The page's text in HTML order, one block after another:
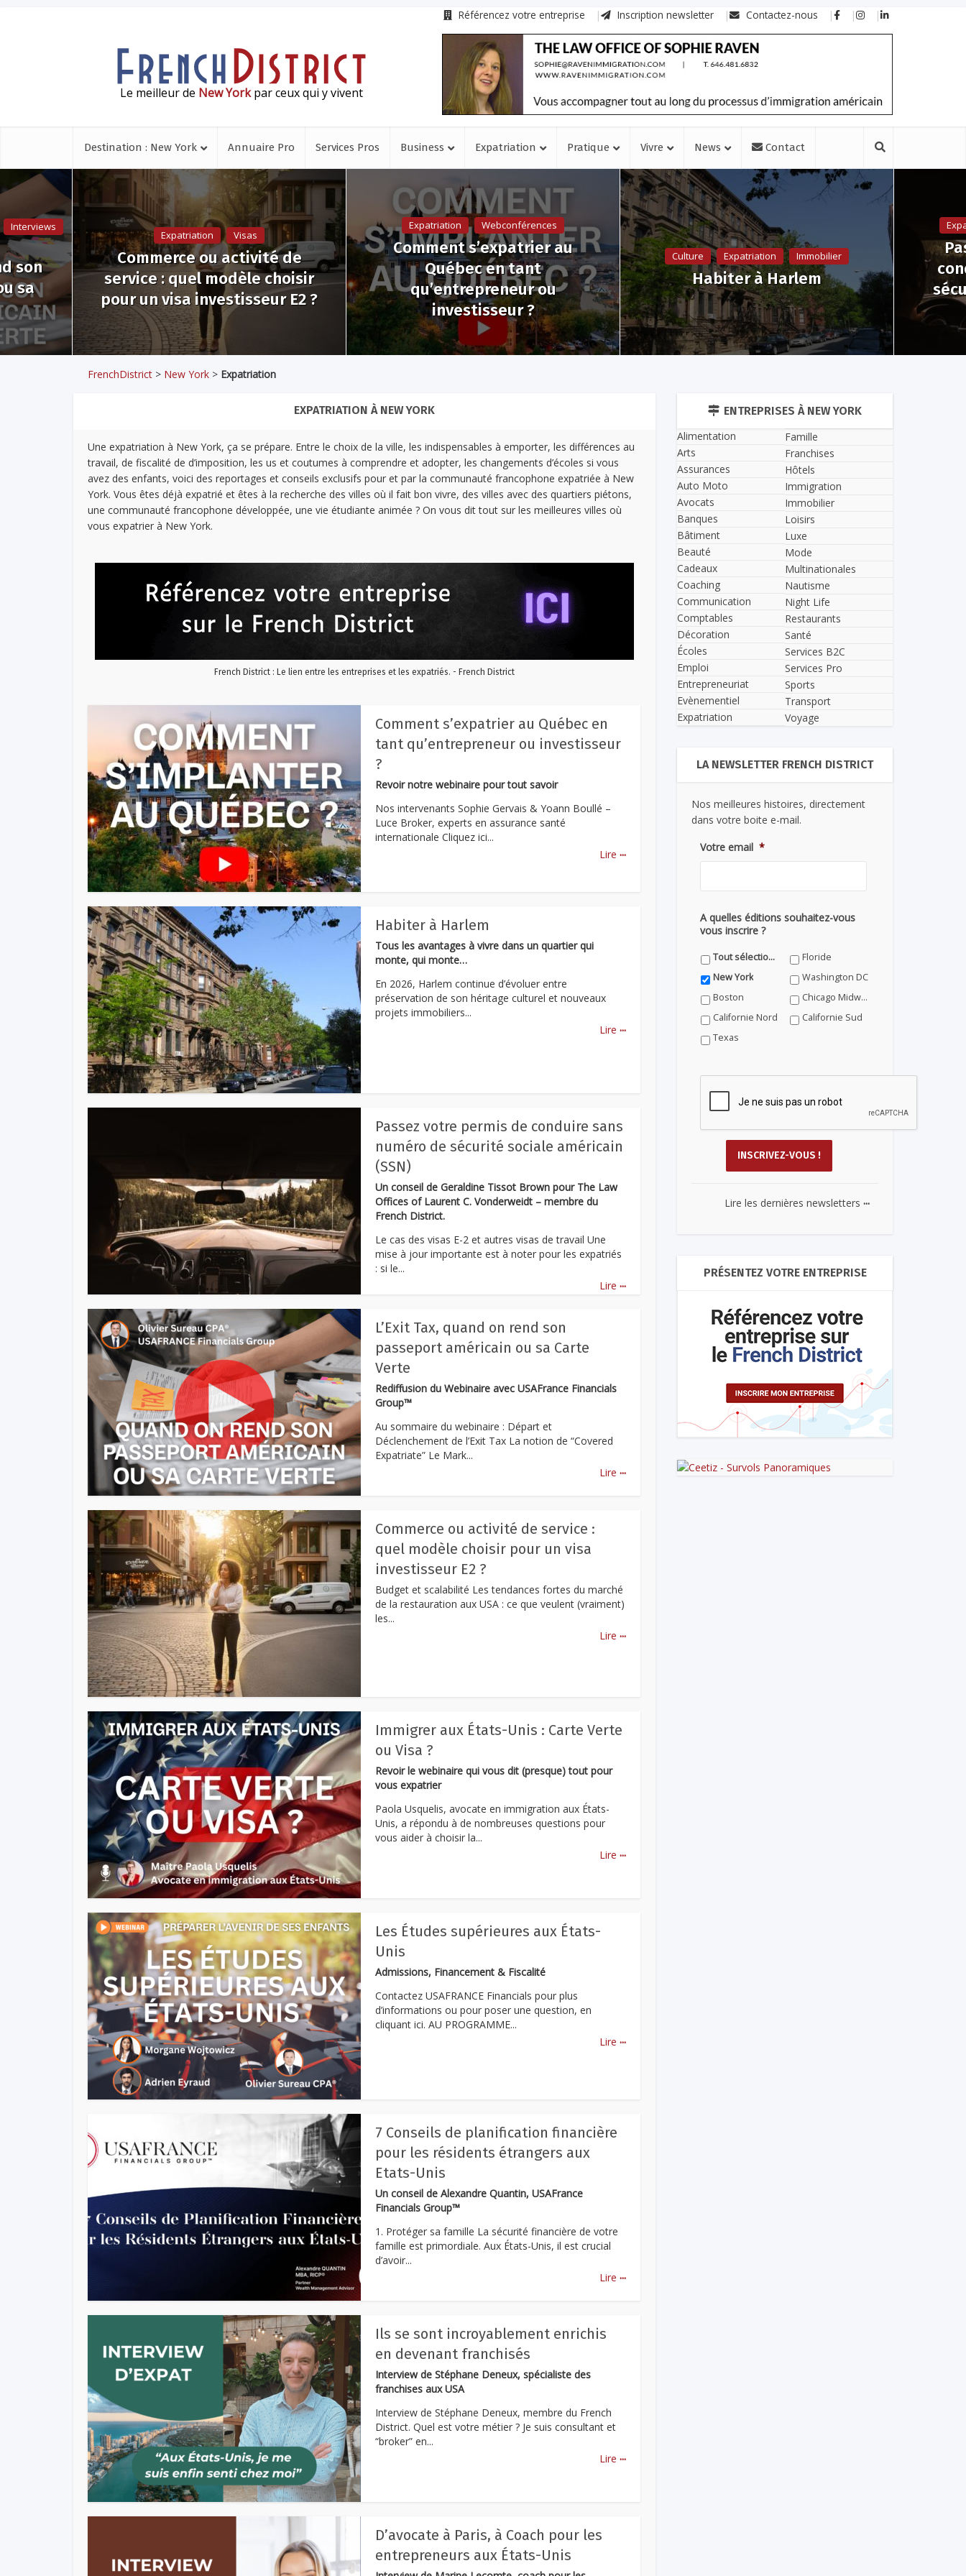
Référencez votre entreprise Inscription newsletter Contactez-nous
Le meilleur de New Yorkpar ceux qui y vivent
Destination : New York Annuaire Pro Services Pros Business Expatriation Pratique Vivre News Contact
Interviews
son
sa
Expatriation Visas
Commerce ou activité de
service : quel modèle choisir
pour un visa investisseur E2 ?
Expatriation Webconférences
Comment s’expatrier au
Québec en tant
qu’entrepreneur ou
investisseur ?
Culture Expatriation Immobilier
Habiter à Harlem
FrenchDistrict > New York > Expatriation
EXPATRIATION À NEW YORK
Une expatriation à New York, ça se prépare. Entre le choix de la ville, les indispensables à emporter, les différences au
travail, de fiscalité de d’imposition, les us et coutumes à comprendre et adopter, les changements d’écoles si vous
avez des enfants, voici des reportages et conseils exclusifs pour et par la communauté francophone expatriée à New
York. Vous êtes déjà expatrié et êtes à la recherche des villes où il fait bon vivre, des villes avec des quartiers piétons,
une communauté francophone développée, une vie étudiante animée ? On vous dit tout sur les meilleures villes où
vous expatrier à New York.
French District : Le lien entre les entreprises et les expatriés. - French District
Comment s’expatrier au Québec en
tant qu’entrepreneur ou investisseur
?
Revoir notre webinaire pour tout savoir
Nos intervenants Sophie Gervais & Yoann Boullé –
Luce Broker, experts en assurance santé
internationale Cliquez ici...
Lire ...
Habiter à Harlem
Tous les avantages à vivre dans un quartier qui
monte, qui monte…
En 2026, Harlem continue d’évoluer entre
préservation de son héritage culturel et nouveaux
projets immobiliers...
Lire ...
Passez votre permis de conduire sans
numéro de sécurité sociale américain
(SSN)
Un conseil de Geraldine Tissot Brown pour The Law
Offices of Laurent C. Vonderweidt – membre du
French District.
Le cas des visas E-2 et autres visas de travail Une
mise à jour importante est à noter pour les expatriés
: si le...
Lire ...
L’Exit Tax, quand on rend son
passeport américain ou sa Carte
Verte
Rediffusion du Webinaire avec USAFrance Financials
Group™
Au sommaire du webinaire : Départ et
Déclenchement de l’Exit Tax La notion de “Covered
Expatriate” Le Mark...
Lire ...
Commerce ou activité de service :
quel modèle choisir pour un visa
investisseur E2 ?
Budget et scalabilité Les tendances fortes du marché
de la restauration aux USA : ce que veulent (vraiment)
les...
Lire ...
Immigrer aux États-Unis : Carte Verte
ou Visa ?
Revoir le webinaire qui vous dit (presque) tout pour
vous expatrier
Paola Usquelis, avocate en immigration aux États-
Unis, a répondu à de nombreuses questions pour
vous aider à choisir la...
Lire ...
Les Études supérieures aux États-
Unis
Admissions, Financement & Fiscalité
Contactez USAFRANCE Financials pour plus
d’informations ou pour poser une question, en
cliquant ici. AU PROGRAMME...
Lire ...
7 Conseils de planification financière
pour les résidents étrangers aux
Etats-Unis
Un conseil de Alexandre Quantin, USAFrance
Financials Group™
1. Protéger sa famille La sécurité financière de votre
famille est primordiale. Aux États-Unis, il est crucial
d’avoir...
Lire ...
Ils se sont incroyablement enrichis
en devenant franchisés
Interview de Stéphane Deneux, spécialiste des
franchises aux USA
Interview de Stéphane Deneux, membre du French
District. Quel est votre métier ? Je suis consultant et
“broker” en...
Lire ...
D’avocate à Paris, à Coach pour les
entrepreneurs aux États-Unis
ENTREPRISES À NEW YORK
Alimentation
Arts
Assurances
Auto Moto
Avocats
Banques
Bâtiment
Beauté
Cadeaux
Coaching
Communication
Comptables
Décoration
Écoles
Emploi
Entrepreneuriat
Evènementiel
Expatriation
Famille
Franchises
Hôtels
Immigration
Immobilier
Loisirs
Luxe
Mode
Multinationales
Nautisme
Night Life
Restaurants
Santé
Services B2C
Services Pro
Sports
Transport
Voyage
LA NEWSLETTER FRENCH DISTRICT
Nos meilleures histoires, directement
dans votre boite e-mail.
Votre email *
A quelles éditions souhaitez-vous
vous inscrire ?
Tout sélectionner
Floride
New York
Washington DC
Boston
Chicago Midwest
Californie Nord
Californie Sud
Texas
Lire les dernières newsletters ...
PRÉSENTEZ VOTRE ENTREPRISE